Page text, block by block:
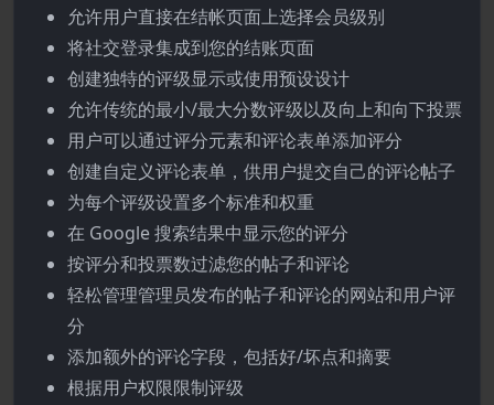
允许用户直接在结帐页面上选择会员级别
将社交登录集成到您的结账页面
创建独特的评级显示或使用预设设计
允许传统的最小/最大分数评级以及向上和向下投票
用户可以通过评分元素和评论表单添加评分
创建自定义评论表单，供用户提交自己的评论帖子
为每个评级设置多个标准和权重
在 Google 搜索结果中显示您的评分
按评分和投票数过滤您的帖子和评论
轻松管理管理员发布的帖子和评论的网站和用户评
分
添加额外的评论字段，包括好/坏点和摘要
根据用户权限限制评级